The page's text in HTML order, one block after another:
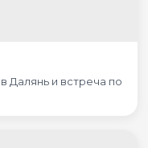
Далянь и встреча по